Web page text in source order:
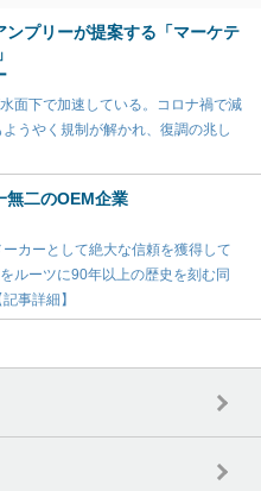
ンプリーが提案する「マーケテ
面下で加速している。コロナ禍で減
うやく規制が解かれ、復調の兆し
無二のOEM企業
カーとして絶大な信頼を獲得して
ルーツに90年以上の歴史を刻む同
事詳細】